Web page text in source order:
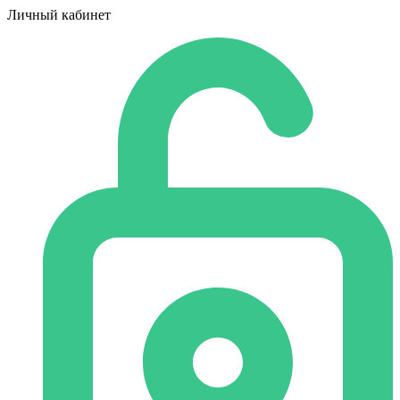
Личный кабинет